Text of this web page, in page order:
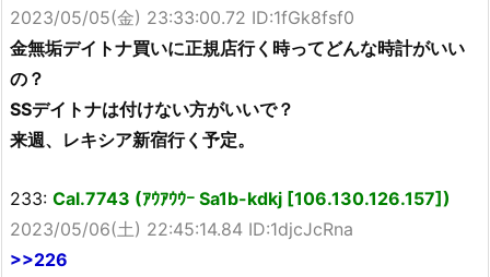
2023/05/05(金) 23:33:00.72 ID:1fGk8fsf0
金無垢デイトナ買いに正規店行く時ってどんな時計がいい
の？
SSデイトナは付けない方がいいで？
来週、レキシア新宿行く予定。
233: Cal.7743 (ｱｳｱｳｳｰ Sa1b-kdkj [106.130.126.157])
2023/05/06(土) 22:45:14.84 ID:1djcJcRna
>>226